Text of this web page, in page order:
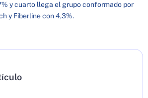
y cuarto llega el grupo conformado por
y Fiberline con 4,3%.